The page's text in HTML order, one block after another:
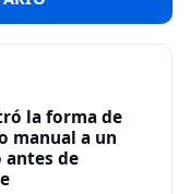
la forma de
manual a un
de